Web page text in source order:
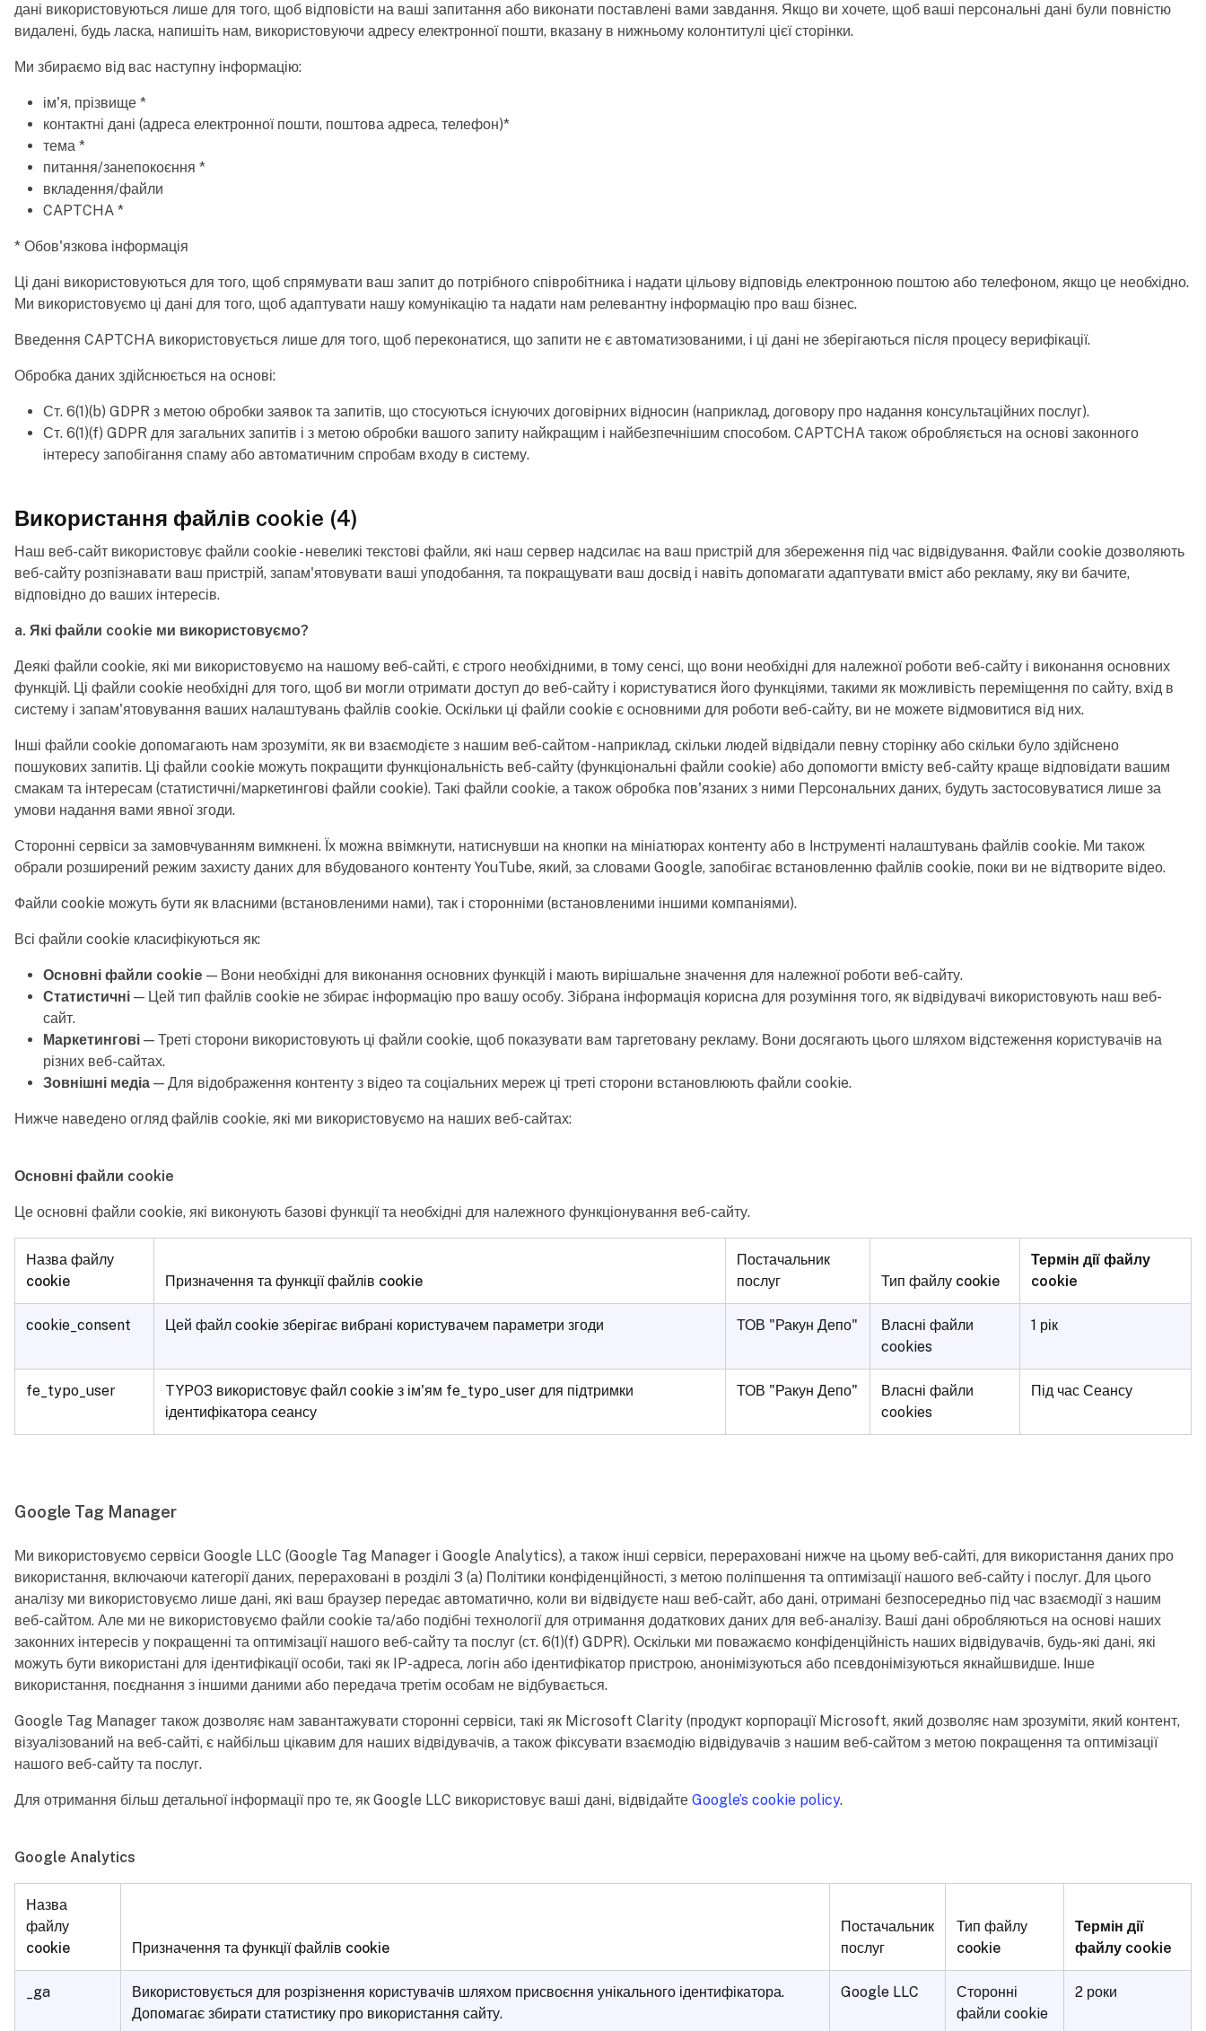
дані використовуються лише для того, щоб відповісти на ваші запитання або виконати поставлені вами завдання. Якщо ви хочете, щоб ваші персональні дані були повністю
видалені, будь ласка, напишіть нам, використовуючи адресу електронної пошти, вказану в нижньому колонтитулі цієї сторінки.
Ми збираємо від вас наступну інформацію:
ім'я, прізвище *
контактні дані (адреса електронної пошти, поштова адреса, телефон)*
тема *
питання/занепокоєння *
вкладення/файли
CAPTCHA *
* Обов'язкова інформація
Ці дані використовуються для того, щоб спрямувати ваш запит до потрібного співробітника і надати цільову відповідь електронною поштою або телефоном, якщо це необхідно.
Ми використовуємо ці дані для того, щоб адаптувати нашу комунікацію та надати нам релевантну інформацію про ваш бізнес.
Введення CAPTCHA використовується лише для того, щоб переконатися, що запити не є автоматизованими, і ці дані не зберігаються після процесу верифікації.
Обробка даних здійснюється на основі:
Ст. 6(1)(b) GDPR з метою обробки заявок та запитів, що стосуються існуючих договірних відносин (наприклад, договору про надання консультаційних послуг).
Ст. 6(1)(f) GDPR для загальних запитів і з метою обробки вашого запиту найкращим і найбезпечнішим способом. CAPTCHA також обробляється на основі законного
інтересу запобігання спаму або автоматичним спробам входу в систему.
Використання файлів cookie (4)
Наш веб-сайт використовує файли cookie - невеликі текстові файли, які наш сервер надсилає на ваш пристрій для збереження під час відвідування. Файли cookie дозволяють
веб-сайту розпізнавати ваш пристрій, запам'ятовувати ваші уподобання, та покращувати ваш досвід і навіть допомагати адаптувати вміст або рекламу, яку ви бачите,
відповідно до ваших інтересів.
a. Які файли cookie ми використовуємо?
Деякі файли cookie, які ми використовуємо на нашому веб-сайті, є строго необхідними, в тому сенсі, що вони необхідні для належної роботи веб-сайту і виконання основних
функцій. Ці файли cookie необхідні для того, щоб ви могли отримати доступ до веб-сайту і користуватися його функціями, такими як можливість переміщення по сайту, вхід в
систему і запам'ятовування ваших налаштувань файлів cookie. Оскільки ці файли cookie є основними для роботи веб-сайту, ви не можете відмовитися від них.
Інші файли cookie допомагають нам зрозуміти, як ви взаємодієте з нашим веб-сайтом - наприклад, скільки людей відвідали певну сторінку або скільки було здійснено
пошукових запитів. Ці файли cookie можуть покращити функціональність веб-сайту (функціональні файли cookie) або допомогти вмісту веб-сайту краще відповідати вашим
смакам та інтересам (статистичні/маркетингові файли cookie). Такі файли cookie, а також обробка пов'язаних з ними Персональних даних, будуть застосовуватися лише за
умови надання вами явної згоди.
Сторонні сервіси за замовчуванням вимкнені. Їх можна ввімкнути, натиснувши на кнопки на мініатюрах контенту або в Інструменті налаштувань файлів cookie. Ми також
обрали розширений режим захисту даних для вбудованого контенту YouTube, який, за словами Google, запобігає встановленню файлів cookie, поки ви не відтворите відео.
Файли cookie можуть бути як власними (встановленими нами), так і сторонніми (встановленими іншими компаніями).
Всі файли cookie класифікуються як:
Основні файли cookie — Вони необхідні для виконання основних функцій і мають вирішальне значення для належної роботи веб-сайту.
Статистичні — Цей тип файлів cookie не збирає інформацію про вашу особу. Зібрана інформація корисна для розуміння того, як відвідувачі використовують наш веб-
сайт.
Маркетингові — Треті сторони використовують ці файли cookie, щоб показувати вам таргетовану рекламу. Вони досягають цього шляхом відстеження користувачів на
різних веб-сайтах.
Зовнішні медіа — Для відображення контенту з відео та соціальних мереж ці треті сторони встановлюють файли cookie.
Нижче наведено огляд файлів cookie, які ми використовуємо на наших веб-сайтах:
Основні файли cookie
Це основні файли cookie, які виконують базові функції та необхідні для належного функціонування веб-сайту.
Назва файлу
cookie
Призначення та функції файлів cookie
Постачальник
послуг
Тип файлу cookie
Термін дії файлу
cookie
cookie_consent Цей файл cookie зберігає вибрані користувачем параметри згоди ТОВ "Ракун Депо"
Власні файли
cookies
1 рік
fe_typo_user
TYPO3 використовує файл cookie з ім'ям fe_typo_user для підтримки
ідентифікатора сеансу
ТОВ "Ракун Депо"
Власні файли
cookies
Під час Сеансу
Google Tag Manager
Ми використовуємо сервіси Google LLC (Google Tag Manager і Google Analytics), а також інші сервіси, перераховані нижче на цьому веб-сайті, для використання даних про
використання, включаючи категорії даних, перераховані в розділі 3 (а) Політики конфіденційності, з метою поліпшення та оптимізації нашого веб-сайту і послуг. Для цього
аналізу ми використовуємо лише дані, які ваш браузер передає автоматично, коли ви відвідуєте наш веб-сайт, або дані, отримані безпосередньо під час взаємодії з нашим
веб-сайтом. Але ми не використовуємо файли cookie та/або подібні технології для отримання додаткових даних для веб-аналізу. Ваші дані обробляються на основі наших
законних інтересів у покращенні та оптимізації нашого веб-сайту та послуг (ст. 6(1)(f) GDPR). Оскільки ми поважаємо конфіденційність наших відвідувачів, будь-які дані, які
можуть бути використані для ідентифікації особи, такі як IP-адреса, логін або ідентифікатор пристрою, анонімізуються або псевдонімізуються якнайшвидше. Інше
використання, поєднання з іншими даними або передача третім особам не відбувається.
Google Tag Manager також дозволяє нам завантажувати сторонні сервіси, такі як Microsoft Clarity (продукт корпорації Microsoft, який дозволяє нам зрозуміти, який контент,
візуалізований на веб-сайті, є найбільш цікавим для наших відвідувачів, а також фіксувати взаємодію відвідувачів з нашим веб-сайтом з метою покращення та оптимізації
нашого веб-сайту та послуг.
Для отримання більш детальної інформації про те, як Google LLC використовує ваші дані, відвідайте Google’s cookie policy.
Google Analytics
Назва
файлу
cookie
Призначення та функції файлів cookie
Постачальник
послуг
Тип файлу
cookie
Термін дії
файлу cookie
_ga
Використовується для розрізнення користувачів шляхом присвоєння унікального ідентифікатора.
Допомагає збирати статистику про використання сайту.
Google LLC
Сторонні
файли cookie
2 роки